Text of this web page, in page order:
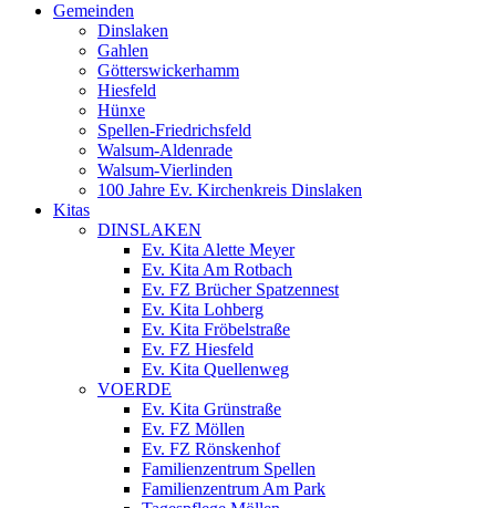
Gemeinden
Dinslaken
Gahlen
Götterswickerhamm
Hiesfeld
Hünxe
Spellen-Friedrichsfeld
Walsum-Aldenrade
Walsum-Vierlinden
100 Jahre Ev. Kirchenkreis Dinslaken
Kitas
DINSLAKEN
Ev. Kita Alette Meyer
Ev. Kita Am Rotbach
Ev. FZ Brücher Spatzennest
Ev. Kita Lohberg
Ev. Kita Fröbelstraße
Ev. FZ Hiesfeld
Ev. Kita Quellenweg
VOERDE
Ev. Kita Grünstraße
Ev. FZ Möllen
Ev. FZ Rönskenhof
Familienzentrum Spellen
Familienzentrum Am Park